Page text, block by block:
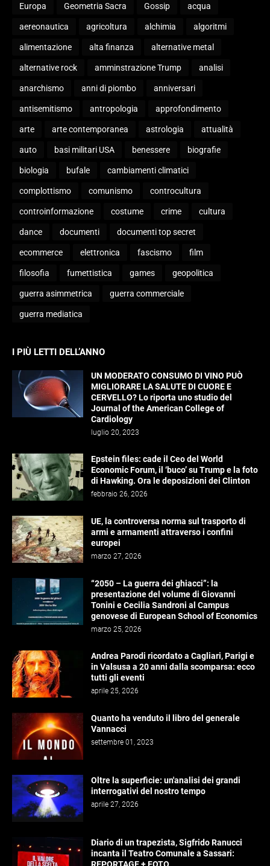
Europa Geometria Sacra Gossip acqua
aereonautica agricoltura alchimia algoritmi
alimentazione alta finanza alternative metal
alternative rock amminstrazione Trump analisi
anarchismo anni di piombo anniversari
antisemitismo antropologia approfondimento
arte arte contemporanea astrologia attualità
auto basi militari USA benessere biografie
biologia bufale cambiamenti climatici
complottismo comunismo controcultura
controinformazione costume crime cultura
dance documenti documenti top secret
ecommerce elettronica fascismo film
filosofia fumettistica games geopolitica
guerra asimmetrica guerra commerciale
guerra mediatica
I PIÙ LETTI DELL’ANNO
UN MODERATO CONSUMO DI VINO PUÒ
MIGLIORARE LA SALUTE DI CUORE E
CERVELLO? Lo riporta uno studio del
Journal of the American College of
Cardiology
luglio 20, 2023
Epstein files: cade il Ceo del World
Economic Forum, il ‘buco’ su Trump e la foto
di Hawking. Ora le deposizioni dei Clinton
febbraio 26, 2026
UE, la controversa norma sul trasporto di
armi e armamenti attraverso i confini
europei
marzo 27, 2026
“2050 – La guerra dei ghiacci”: la
presentazione del volume di Giovanni
Tonini e Cecilia Sandroni al Campus
genovese di European School of Economics
marzo 25, 2026
Andrea Parodi ricordato a Cagliari, Parigi e
in Valsusa a 20 anni dalla scomparsa: ecco
tutti gli eventi
aprile 25, 2026
Quanto ha venduto il libro del generale
Vannacci
settembre 01, 2023
Oltre la superficie: un'analisi dei grandi
interrogativi del nostro tempo
aprile 27, 2026
Diario di un trapezista, Sigfrido Ranucci
incanta il Teatro Comunale a Sassari: